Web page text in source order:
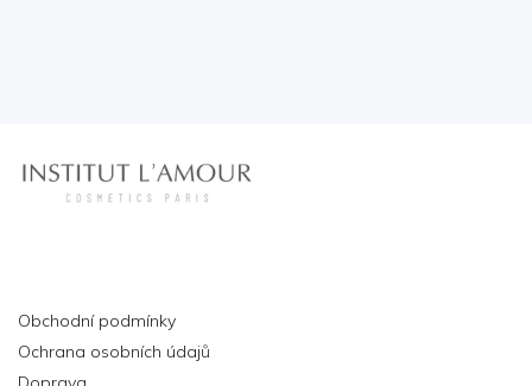
Obchodní podmínky
Ochrana osobních údajů